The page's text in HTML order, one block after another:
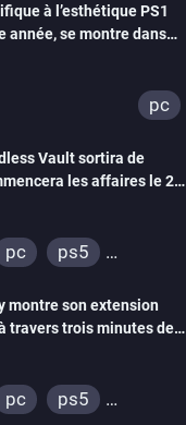
à l’esthétique PS1
année, se montre dans
pc
Vault sortira de
les affaires le 2
pc
ps5
montre son extension
travers trois minutes de
pc
ps5